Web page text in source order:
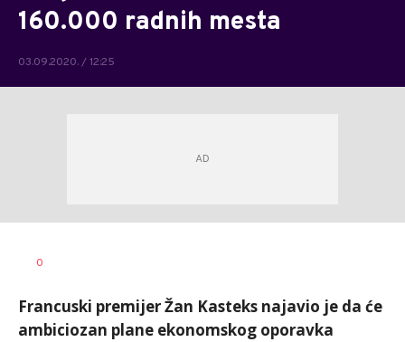
160.000 radnih mesta
03.09.2020. / 12:25
AUTOR
0
Francuski premijer Žan Kasteks najavio je da će
ambiciozan plane ekonomskog oporavka